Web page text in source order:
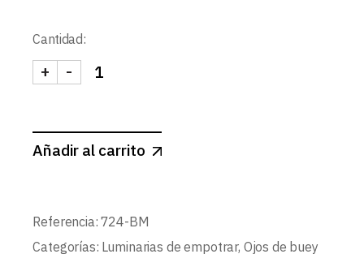
Cantidad:
SPOT RECTANGULAR CONCAVO Ø66x72mm 0º-
-
+
Añadir al carrito
Referencia: 724-BM
Categorías: Luminarias de empotrar, Ojos de buey